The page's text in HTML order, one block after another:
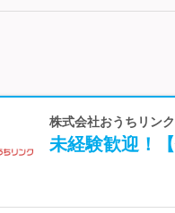
株式会社おうちリン
未経験歓迎！